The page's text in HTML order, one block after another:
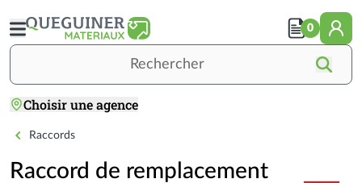
au
contenu
Choisir une agence
0
Accueil
TOITURE
COUVERTURE
Fenêtres de toit
Raccords
Raccord de remplacement